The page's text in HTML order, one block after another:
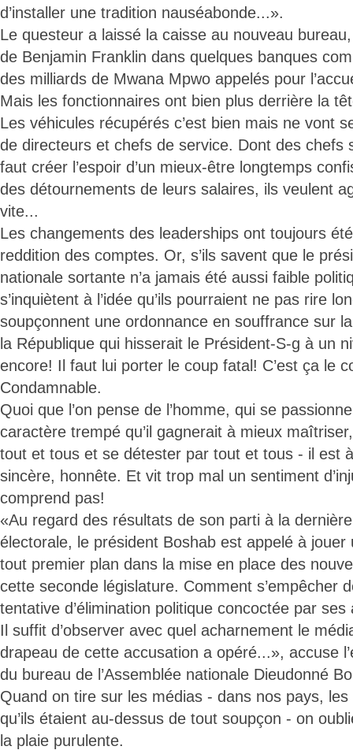
d’installer une tradition nauséabonde...».
Le questeur a laissé la caisse au nouveau
de Benjamin Franklin dans quelques banques
des milliards de Mwana Mpwo appelés pour
Mais les fonctionnaires ont bien plus derrière la
Les véhicules récupérés c’est bien mais ne vont
de directeurs et chefs de service. Dont des chefs
faut créer l’espoir d’un mieux-être longtemps
des détournements de leurs salaires, ils veulent
vite...
Les changements des leaderships ont toujours été
reddition des comptes. Or, s’ils savent que le
nationale sortante n’a jamais été aussi faible
s’inquiètent à l’idée qu’ils pourraient ne pas rire
soupçonnent une ordonnance en souffrance sur
la République qui hisserait le Président-S-g à un
encore! Il faut lui porter le coup fatal! C’est ça le
Condamnable.
Quoi que l’on pense de l’homme, qui se
caractère trempé qu’il gagnerait à mieux
tout et tous et se détester par tout et tous - il est
sincère, honnête. Et vit trop mal un sentiment
comprend pas!
«Au regard des résultats de son parti à la
électorale, le président Boshab est appelé à jouer
tout premier plan dans la mise en place des
cette seconde législature. Comment s’empêcher
tentative d’élimination politique concoctée par
Il suffit d’observer avec quel acharnement le
drapeau de cette accusation a opéré...», accuse
du bureau de l’Assemblée nationale Dieudonné
Quand on tire sur les médias - dans nos pays, les
qu’ils étaient au-dessus de tout soupçon - on
la plaie purulente.